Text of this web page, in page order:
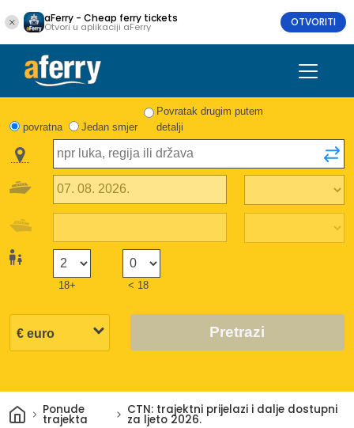
aFerry - Cheap ferry tickets
Otvori u aplikaciji aFerry OTVORITI
povratna Jedan smjer
Povratak drugim putem
detalji
18+ < 18
Pretrazi
DomPonude
trajekta
CTN: trajektni prijelazi i dalje dostupni
za ljeto 2026.